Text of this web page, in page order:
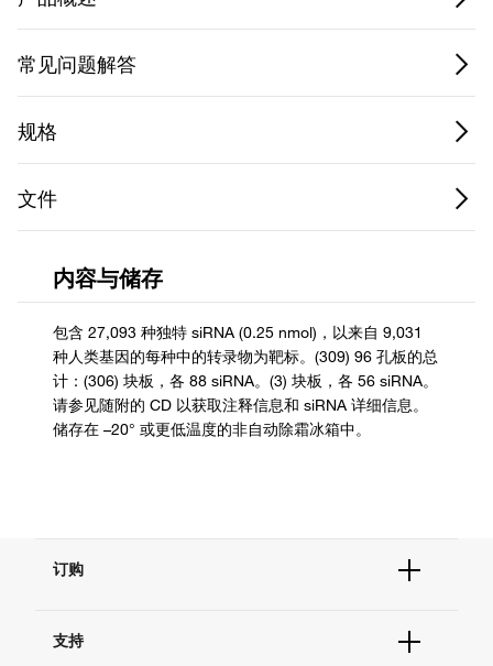
常见问题解答
规格
文件
内容与储存
订购
订单状态查询
订单支持
支持